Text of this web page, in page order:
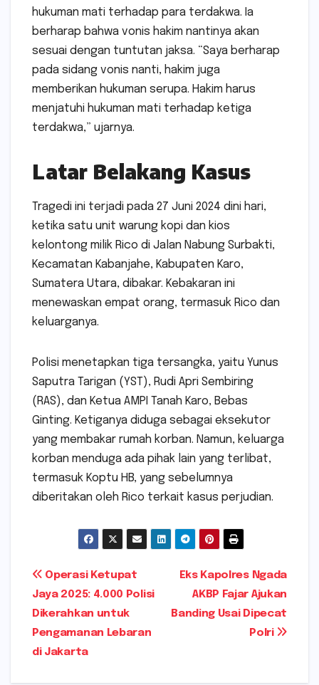
hukuman mati terhadap para terdakwa. Ia
berharap bahwa vonis hakim nantinya akan
sesuai dengan tuntutan jaksa. “Saya berharap
pada sidang vonis nanti, hakim juga
memberikan hukuman serupa. Hakim harus
menjatuhi hukuman mati terhadap ketiga
terdakwa,” ujarnya.
Latar Belakang Kasus
Tragedi ini terjadi pada 27 Juni 2024 dini hari,
ketika satu unit warung kopi dan kios
kelontong milik Rico di Jalan Nabung Surbakti,
Kecamatan Kabanjahe, Kabupaten Karo,
Sumatera Utara, dibakar. Kebakaran ini
menewaskan empat orang, termasuk Rico dan
keluarganya.
Polisi menetapkan tiga tersangka, yaitu Yunus
Saputra Tarigan (YST), Rudi Apri Sembiring
(RAS), dan Ketua AMPI Tanah Karo, Bebas
Ginting. Ketiganya diduga sebagai eksekutor
yang membakar rumah korban. Namun, keluarga
korban menduga ada pihak lain yang terlibat,
termasuk Koptu HB, yang sebelumnya
diberitakan oleh Rico terkait kasus perjudian.
Navigasi
pos
Eks Kapolres Ngada
AKBP Fajar Ajukan
Banding Usai Dipecat
Polri
Operasi Ketupat
Jaya 2025: 4.000 Polisi
Dikerahkan untuk
Pengamanan Lebaran
di Jakarta